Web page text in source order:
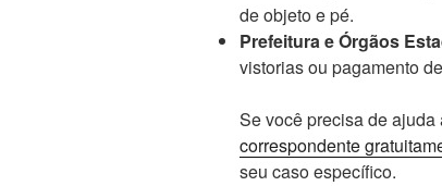
de objeto e pé.
Prefeitura e Órgãos
vistorias ou pagamento
Se você precisa de
correspondente
seu caso específico.